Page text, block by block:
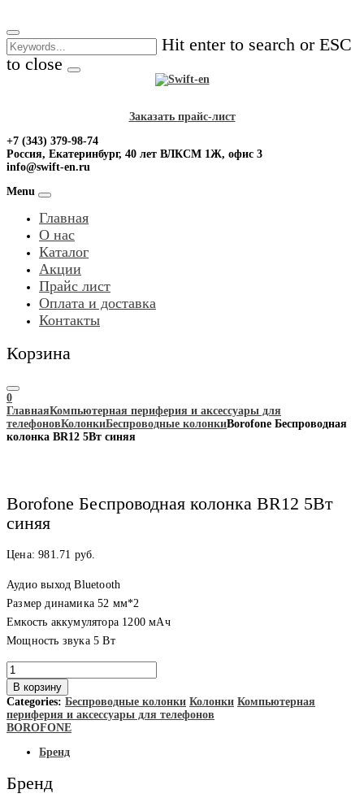
to
content
Hit enter to search or ESC
to close
Заказать прайс-лист
+7 (343) 379-98-74
Россия, Екатеринбург, 40 лет ВЛКСМ 1Ж, офис 3
info@swift-en.ru
Menu
Главная
О нас
Каталог
Акции
Прайс лист
Оплата и доставка
Контакты
Корзина
0
ГлавнаяКомпьютерная периферия и аксессуары для
телефоновКолонкиБеспроводные колонкиBorofone Беспроводная
колонка BR12 5Вт синяя
Borofone Беспроводная колонка BR12 5Вт
синяя
Цена:981.71 руб.
Аудио выход Bluetooth
Размер динамика 52 мм*2
Емкость аккумулятора 1200 мАч
Мощность звука 5 Вт
Количество
товара
Borofone
Беспроводная
колонка
BR12
синяя
В корзину
Categories: Беспроводные колонки Колонки Компьютерная
периферия и аксессуары для телефонов
BOROFONE
Бренд
Бренд